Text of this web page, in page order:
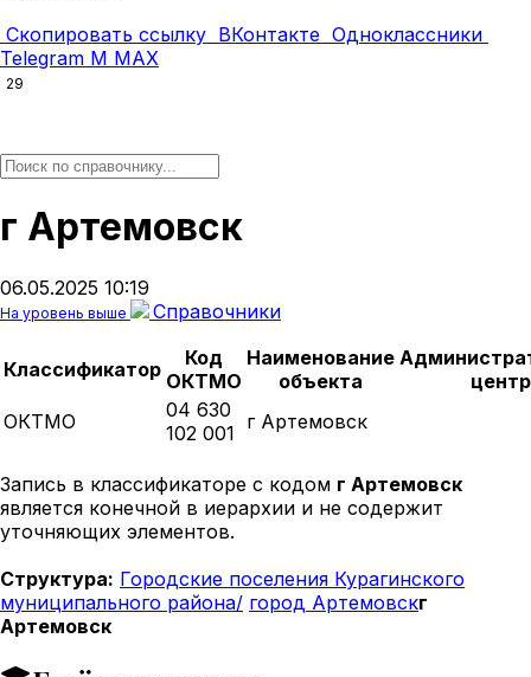
Скопировать ссылку ВКонтакте Одноклассники
Telegram M MAX
29
г Артемовск
06.05.2025 10:19
На уровень выше Справочники
Классификатор
Код
ОКТМО
Наименование
объекта
центр
ОКТМО
04 630
102 001 г Артемовск
Запись в классификаторе с кодом г Артемовск
является конечной в иерархии и не содержит
уточняющих элементов.
Структура: Городские поселения Курагинского
муниципального района/ город Артемовскг
Артемовск